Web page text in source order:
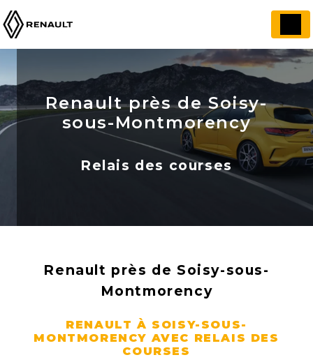
Renault près de Soisy-
sous-Montmorency
Relais des courses
Renault près de Soisy-sous-
Montmorency
RENAULT À SOISY-SOUS-
MONTMORENCY AVEC RELAIS DES
COURSES